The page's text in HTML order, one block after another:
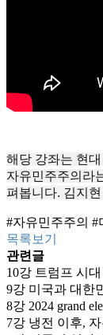
해당 강좌는 현
자유민주주의라
펴봅니다. 김지
#자유민주주의 #
목록보기
관련글
10강 트럼프 시
9강 미국과 대한
8강 2024 grand
7강 냉전 이후,